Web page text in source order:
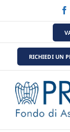
al
RICHIEDI UN